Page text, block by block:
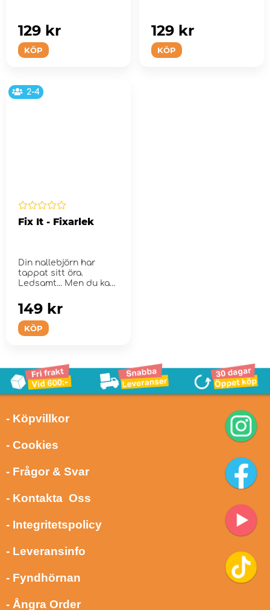
KÖP
129 kr
KÖP
129 kr
2-4
Fix It - Fixarlek
Din nallebjörn har
tappat sitt öra.
Ledsamt... Men du kan
KÖP
149 kr
- Köpvillkor
- Cookies
- Frågor & Svar
- Kontakta Oss
- Integritetspolicy
- Leveransinfo
- Fyndhörnan
- Ångra Order